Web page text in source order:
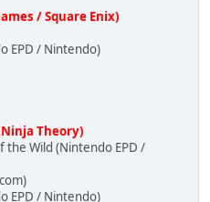
/ Square Enix)
EPD / Nintendo)
Theory)
the Wild (Nintendo EPD /
EPD / Nintendo)